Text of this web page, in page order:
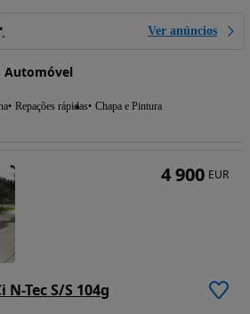
Ver anúncios
Automóvel
Repações rápidas Chapa e Pintura
N-Tec S/S 104g
4 900 EUR